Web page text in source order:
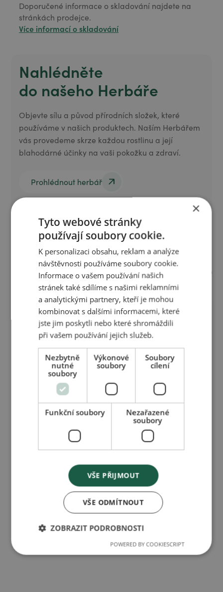
Doporučené informace o skladování najdete na
stránkách prodejce.
Více informací o skladování
Nahlédněte
do našeho Herbáře
Objevte sílu a původ přírodních složek, které
používáme v našich produktech. Naším Herbářem
vás provedeme skrze každou rostlinu a její
blahodárné účinky na vaši pokožku a zdraví.
Prohlédnout herbář
Využijte naše produkty
při své profesionální
práci.
Staňte se partnerem v distribuci našich vysoce
kvalitních aromaterapeutických produktů. Objevte
účinky našich přípravků pro svou práci v
kosmetickém či kadeřnickém salónu, pro masáže a
fyzioterapii. Společně můžeme posunout hranice
přírodní péče a přinést její benefity širšímu spektru
zákazníků.
Chci spolupracovat
Chci spolupracovat
×
Tyto webové stránky
používají soubory cookie.
K personalizaci obsahu, reklam a analýze
návštěvnosti používáme soubory cookie.
Informace o vašem používání našich
stránek také sdílíme s našimi reklamními
a analytickými partnery, kteří je mohou
kombinovat s dalšími informacemi, které
jste jim poskytli nebo které shromáždili
při vašem používání jejich služeb.
Nezbytně
nutné
soubory
Výkonové
soubory
Soubory
cílení
Funkční soubory
Nezařazené
soubory
VŠE PŘIJMOUT
VŠE ODMÍTNOUT
ZOBRAZIT PODROBNOSTI
POWERED BY COOKIESCRIPT